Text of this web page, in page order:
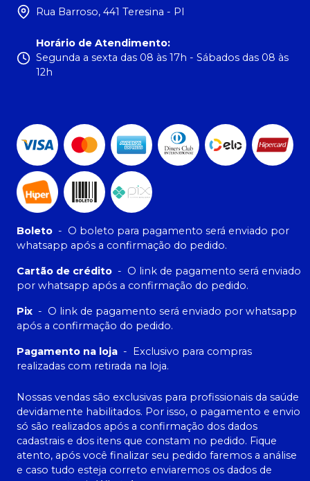
Rua Barroso, 441 Teresina - PI
Horário de Atendimento:
Segunda a sexta das 08 às 17h - Sábados das 08 às
12h
Boleto - O boleto para pagamento será enviado por
whatsapp após a confirmação do pedido.
Cartão de crédito - O link de pagamento será enviado
por whatsapp após a confirmação do pedido.
Pix - O link de pagamento será enviado por whatsapp
após a confirmação do pedido.
Pagamento na loja - Exclusivo para compras
realizadas com retirada na loja.
Nossas vendas são exclusivas para profissionais da saúde
devidamente habilitados. Por isso, o pagamento e envio
só são realizados após a confirmação dos dados
cadastrais e dos itens que constam no pedido. Fique
atento, após você finalizar seu pedido faremos a análise
e caso tudo esteja correto enviaremos os dados de